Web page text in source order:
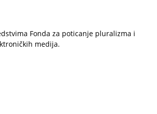
Fonda za poticanje pluralizma i
medija.